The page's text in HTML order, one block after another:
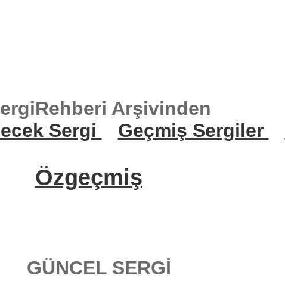
Arşivinden
Sergi Geçmiş Sergiler
Özgeçmiş
GÜNCEL SERGİ